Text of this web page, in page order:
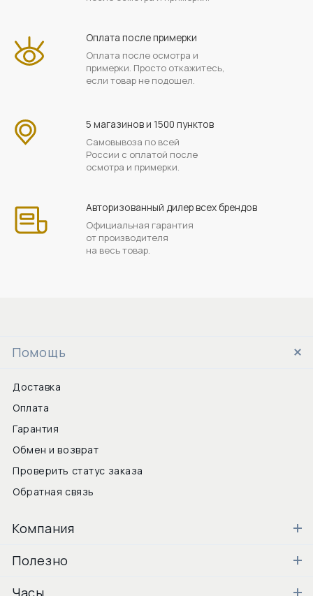
Оплата после примерки
Оплата после осмотра и
примерки. Просто откажитесь,
если товар не подошел.
5 магазинов и 1500 пунктов
Самовывоза по всей
России с оплатой после
осмотра и примерки.
Авторизованный дилер всех брендов
Официальная гарантия
от производителя
на весь товар.
Помощь
Доставка
Оплата
Гарантия
Обмен и возврат
Проверить статус заказа
Обратная связь
Компания
Полезно
Часы